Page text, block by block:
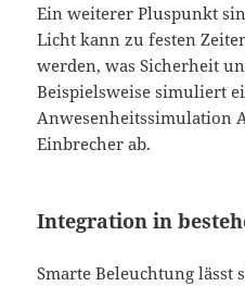
Ein weiterer Pluspunkt
Licht kann zu festen
werden, was Sicherheit
Beispielsweise simuliert
Anwesenheitssimulation
Einbrecher ab.
Integration in
Smarte Beleuchtung